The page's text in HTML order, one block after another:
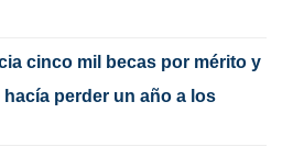
cinco mil becas por mérito y
perder un año a los